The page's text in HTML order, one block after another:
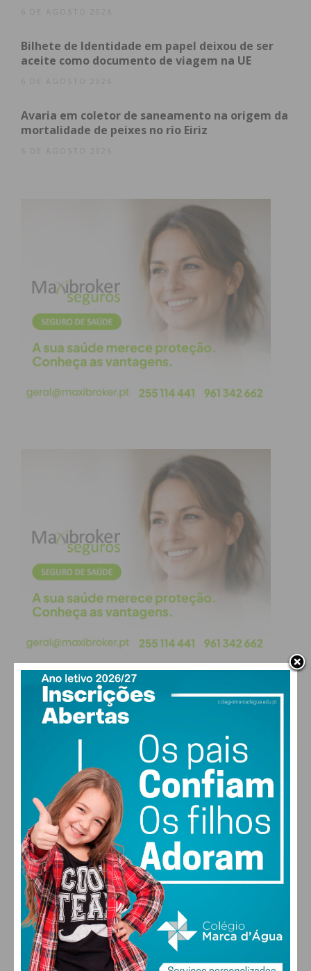
realizada pelos profissionais do serviço – que são
atualmente 40 médicos anestesistas e 10 médicos
internos de especialidade – e pode ser visitada até
Subscreva a newsletter do
Imediato
Assine nossa newsletter por e-mail e
Eu li e concordo com os termos e
condições
6 DE AGOSTO 2026
Bilhete de Identidade em papel deixou de ser
aceite como documento de viagem na UE
6 DE AGOSTO 2026
Avaria em coletor de saneamento na origem da
mortalidade de peixes no rio Eiriz
6 DE AGOSTO 2026
PAÇOS DE FERREIRA
°
clear sky
47% humidade
vento: 4m/s O
MAX 29 • MIN 28
29°
QUI
30
SEX
29
SÁB DOM
ALTERAR